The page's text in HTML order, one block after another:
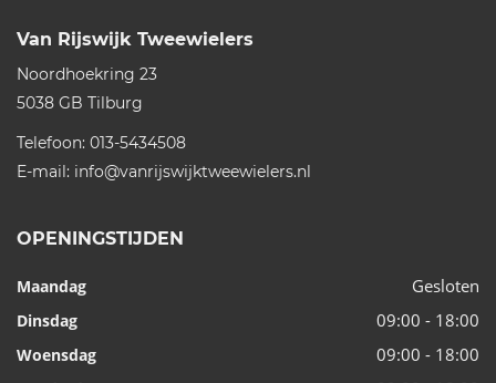
Van Rijswijk Tweewielers
Noordhoekring 23
5038 GB Tilburg
Telefoon: 013-5434508
E-mail: info@vanrijswijktweewielers.nl
OPENINGSTIJDEN
Maandag Gesloten
Dinsdag 09:00 - 18:00
Woensdag 09:00 - 18:00